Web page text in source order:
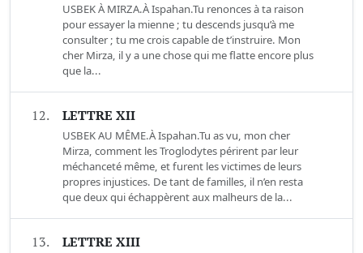
USBEK À MIRZA.À Ispahan.Tu renonces à ta raison
pour essayer la mienne ; tu descends jusqu’à me
consulter ; tu me crois capable de t’instruire. Mon
cher Mirza, il y a une chose qui me flatte encore plus
que la...
12. LETTRE XII
USBEK AU MÊME.À Ispahan.Tu as vu, mon cher
Mirza, comment les Troglodytes périrent par leur
méchanceté même, et furent les victimes de leurs
propres injustices. De tant de familles, il n’en resta
que deux qui échappèrent aux malheurs de la...
13. LETTRE XIII